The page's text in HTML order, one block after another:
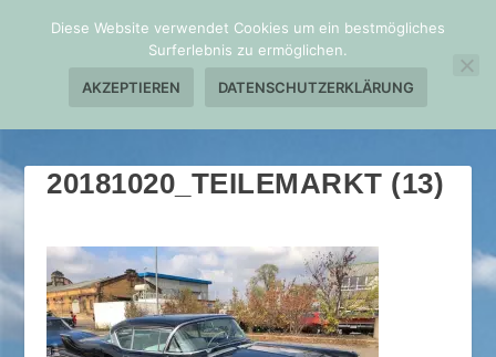
20181020_TEILEMARKT (13)
Diese Website verwendet Cookies um ein bestmögliches
Surferlebnis zu ermöglichen.
AKZEPTIEREN DATENSCHUTZERKLÄRUNG